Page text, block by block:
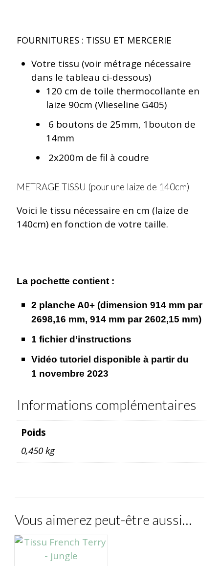
FOURNITURES : TISSU ET MERCERIE
Votre tissu (voir métrage nécessaire
dans le tableau ci-dessous)
120 cm de toile thermocollante en
laize 90cm (Vlieseline G405)
6 boutons de 25mm, 1bouton de
14mm
2x200m de fil à coudre
METRAGE TISSU (pour une laize de 140cm)
Voici le tissu nécessaire en cm (laize de
140cm) en fonction de votre taille.
La pochette contient :
2 planche A0+ (dimension 914 mm par
2698,16 mm, 914 mm par 2602,15 mm)
1 fichier d’instructions
Vidéo tutoriel disponible à partir du
1 novembre 2023
Informations complémentaires
Poids
0,450 kg
Vous aimerez peut-être aussi…